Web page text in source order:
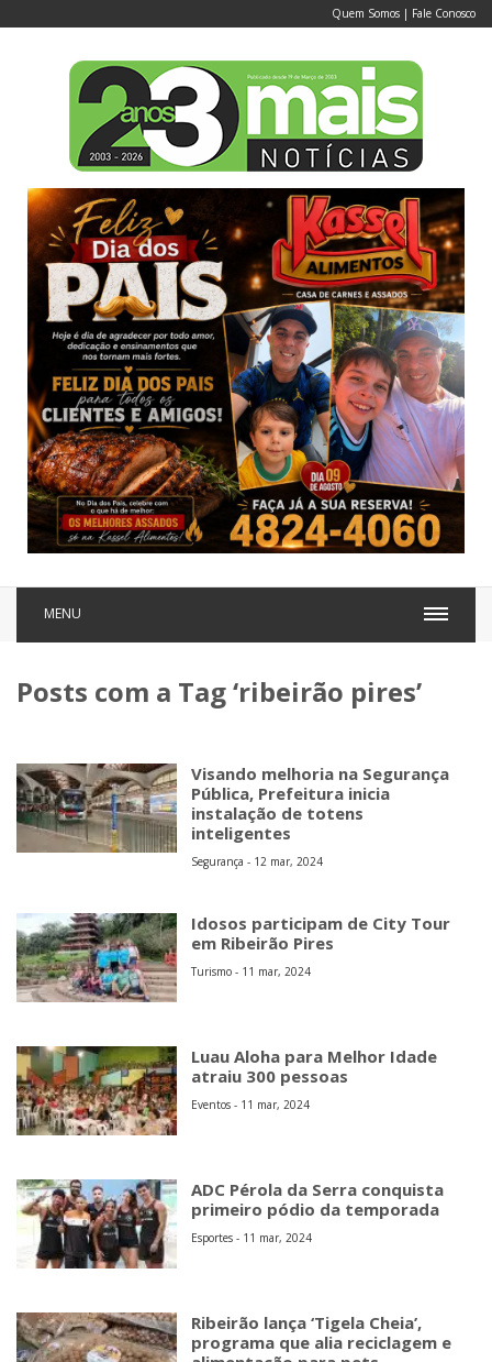
Quem Somos | Fale Conosco
MENU
Posts com a Tag ‘ribeirão pires’
Visando melhoria na Segurança
Pública, Prefeitura inicia
instalação de totens
inteligentes
Segurança - 12 mar, 2024
Idosos participam de City Tour
em Ribeirão Pires
Turismo - 11 mar, 2024
Luau Aloha para Melhor Idade
atraiu 300 pessoas
Eventos - 11 mar, 2024
ADC Pérola da Serra conquista
primeiro pódio da temporada
Esportes - 11 mar, 2024
Ribeirão lança ‘Tigela Cheia’,
programa que alia reciclagem e